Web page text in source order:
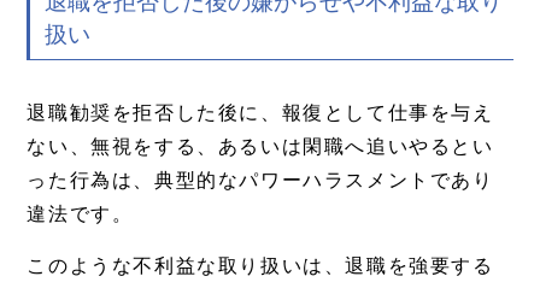
扱い
退職勧奨を拒否した後に、報復として仕事を与え
ない、無視をする、あるいは閑職へ追いやるとい
った行為は、典型的なパワーハラスメントであり
違法です。
このような不利益な取り扱いは、退職を強要する